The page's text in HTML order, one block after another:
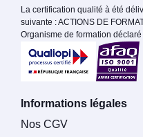
La certification qualité à été
suivante : ACTIONS DE
Organisme de formation
Informations légales
Nos CGV